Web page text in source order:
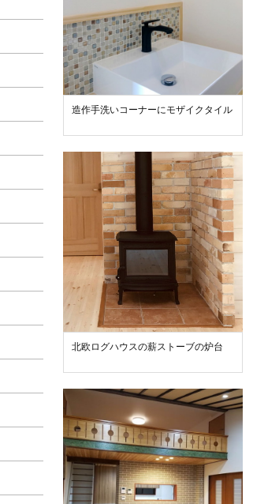
造作手洗いコーナーにモザイクタイル
北欧ログハウスの薪ストーブの炉台